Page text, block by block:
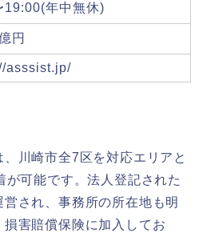
19:00(年中無休)
円
asssist.jp/
川崎市全7区を対応エリアと
が可能です。法人登記された
され、事務所の所在地も明
害賠償保険に加入してお